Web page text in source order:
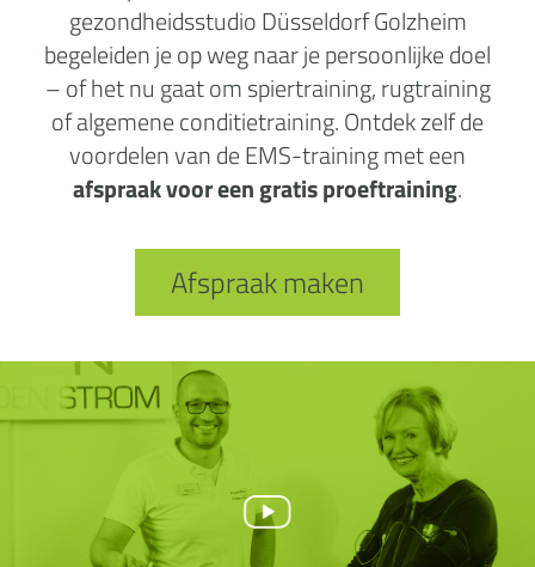
gezondheidsstudio Düsseldorf Golzheim
begeleiden je op weg naar je persoonlijke doel
– of het nu gaat om spiertraining, rugtraining
of algemene conditietraining. Ontdek zelf de
voordelen van de EMS-training met een
afspraak voor een gratis proeftraining.
Afspraak maken